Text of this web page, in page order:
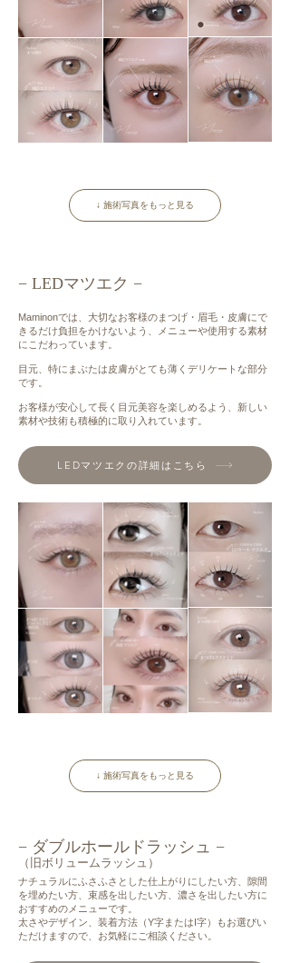
↓ 施術写真をもっと見る
− LEDマツエク −
Maminonでは、大切なお客様のまつげ・眉毛・皮膚にで
きるだけ負担をかけないよう、メニューや使用する素材
にこだわっています。
目元、特にまぶたは皮膚がとても薄くデリケートな部分
です。
お客様が安心して長く目元美容を楽しめるよう、新しい
素材や技術も積極的に取り入れています。
LEDマツエクの詳細はこちら
↓ 施術写真をもっと見る
− ダブルホールドラッシュ −
（旧ボリュームラッシュ）
ナチュラルにふさふさとした仕上がりにしたい方、隙間
を埋めたい方、束感を出したい方、濃さを出したい方に
おすすめのメニューです。
太さやデザイン、装着方法（Y字またはI字）もお選びい
ただけますので、お気軽にご相談ください。